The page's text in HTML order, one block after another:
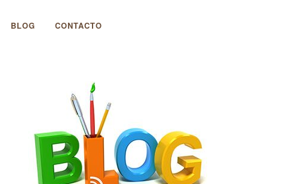
BLOG CONTACTO